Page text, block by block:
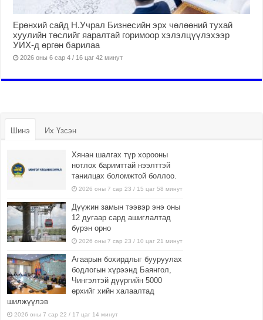
Ерөнхий сайд Н.Учрал Бизнесийн эрх чөлөөний тухай
хуулийн төслийг яаралтай горимоор хэлэлцүүлэхээр
УИХ-д өргөн барилаа
2026 оны 6 сар 4 / 16 цаг 42 минут
Шинэ Их Үзсэн
Хянан шалгах түр хорооны
нотлох баримттай нээлттэй
танилцах боломжтой боллоо.
2026 оны 7 сар 23 / 15 цаг 58 минут
Дүүжин замын тээвэр энэ оны
12 дугаар сард ашиглалтад
бүрэн орно
2026 оны 7 сар 23 / 10 цаг 21 минут
Агаарын бохирдлыг бууруулах
бодлогын хүрээнд Баянгол,
Чингэлтэй дүүргийн 5000
өрхийг хийн халаалтад
шилжүүлэв
2026 оны 7 сар 22 / 17 цаг 14 минут